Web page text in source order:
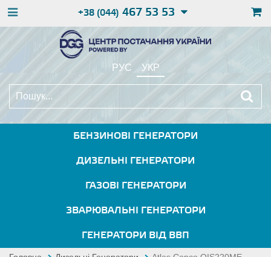
+38 (044) 467 53 53
РУС УКР
БЕНЗИНОВІ ГЕНЕРАТОРИ
ДИЗЕЛЬНІ ГЕНЕРАТОРИ
ГАЗОВІ ГЕНЕРАТОРИ
ЗВАРЮВАЛЬНІ ГЕНЕРАТОРИ
ГЕНЕРАТОРИ ВІД ВВП